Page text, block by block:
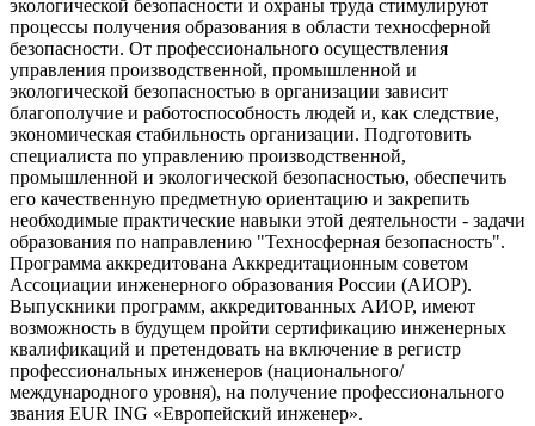
экологической безопасности и охраны труда стимулируют
процессы получения образования в области техносферной
безопасности. От профессионального осуществления
управления производственной, промышленной и
экологической безопасностью в организации зависит
благополучие и работоспособность людей и, как следствие,
экономическая стабильность организации. Подготовить
специалиста по управлению производственной,
промышленной и экологической безопасностью, обеспечить
его качественную предметную ориентацию и закрепить
необходимые практические навыки этой деятельности - задачи
образования по направлению "Техносферная безопасность".
Программа аккредитована Аккредитационным советом
Ассоциации инженерного образования России (АИОР).
Выпускники программ, аккредитованных АИОР, имеют
возможность в будущем пройти сертификацию инженерных
квалификаций и претендовать на включение в регистр
профессиональных инженеров (национального/
международного уровня), на получение профессионального
звания EUR ING «Европейский инженер».